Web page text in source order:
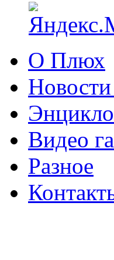
О Плюх
Новости
Видео
Разное